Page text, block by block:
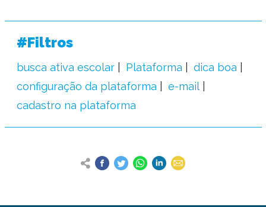
#Filtros
busca ativa escolar Plataforma
dica boa
configuração da plataforma
e-mail
cadastro na plataforma